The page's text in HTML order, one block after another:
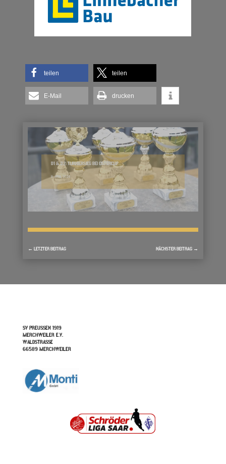
teilen teilen
E-Mail drucken
D1 & D2: TURNIERSIEG BEI OSTERCUP
8. APRIL 2026
← LETZTER BEITRAG NÄCHSTER BEITRAG →
SV PREUSSEN 1919
MERCHWEILER E.V.
WALDSTRASSE
66589 MERCHWEILER